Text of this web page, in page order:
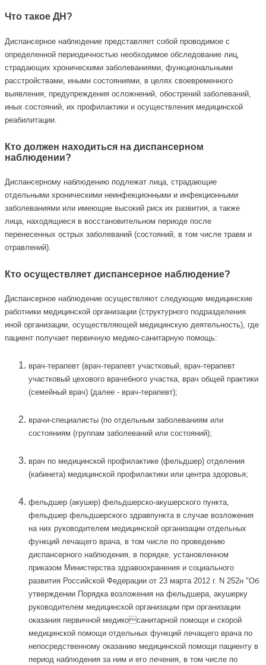
Что такое ДН?
Диспансерное наблюдение представляет собой проводимое с
определенной периодичностью необходимое обследование лиц,
страдающих хроническими заболеваниями, функциональными
расстройствами, иными состояниями, в целях своевременного
выявления, предупреждения осложнений, обострений заболеваний,
иных состояний, их профилактики и осуществления медицинской
реабилитации.
Кто должен находиться на диспансерном
наблюдении?
Диспансерному наблюдению подлежат лица, страдающие
отдельными хроническими неинфекционными и инфекционными
заболеваниями или имеющие высокий риск их развития, а также
лица, находящиеся в восстановительном периоде после
перенесенных острых заболеваний (состояний, в том числе травм и
отравлений).
Кто осуществляет диспансерное наблюдение?
Диспансерное наблюдение осуществляют следующие медицинские
работники медицинской организации (структурного подразделения
иной организации, осуществляющей медицинскую деятельность), где
пациент получает первичную медико-санитарную помощь:
врач-терапевт (врач-терапевт участковый, врач-терапевт
участковый цехового врачебного участка, врач общей практики
(семейный врач) (далее - врач-терапевт);
врачи-специалисты (по отдельным заболеваниям или
состояниям (группам заболеваний или состояний);
врач по медицинской профилактике (фельдшер) отделения
(кабинета) медицинской профилактики или центра здоровья;
фельдшер (акушер) фельдшерско-акушерского пункта,
фельдшер фельдшерского здравпункта в случае возложения
на них руководителем медицинской организации отдельных
функций лечащего врача, в том числе по проведению
диспансерного наблюдения, в порядке, установленном
приказом Министерства здравоохранения и социального
развития Российской Федерации от 23 марта 2012 г. N 252н "Об
утверждении Порядка возложения на фельдшера, акушерку
руководителем медицинской организации при организации
оказания первичной медикосанитарной помощи и скорой
медицинской помощи отдельных функций лечащего врача по
непосредственному оказанию медицинской помощи пациенту в
период наблюдения за ним и его лечения, в том числе по